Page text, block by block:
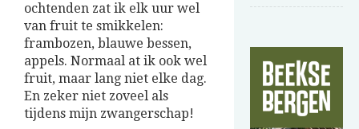
ochtenden zat ik elk uur wel
van fruit te smikkelen:
frambozen, blauwe bessen,
appels. Normaal at ik ook wel
fruit, maar lang niet elke dag.
En zeker niet zoveel als
tijdens mijn zwangerschap!